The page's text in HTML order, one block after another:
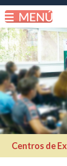
Centros de